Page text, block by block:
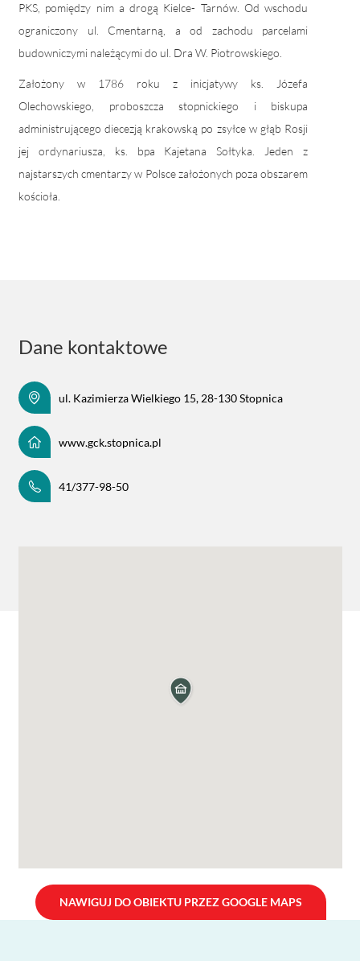
PKS, pomiędzy nim a drogą Kielce- Tarnów. Od wschodu
ograniczony ul. Cmentarną, a od zachodu parcelami
budowniczymi należącymi do ul. Dra W. Piotrowskiego.
Założony w 1786 roku z inicjatywy ks. Józefa
Olechowskiego, proboszcza stopnickiego i biskupa
administrującego diecezją krakowską po zsyłce w głąb Rosji
jej ordynariusza, ks. bpa Kajetana Sołtyka. Jeden z
najstarszych cmentarzy w Polsce założonych poza obszarem
kościoła.
Dane kontaktowe
ul. Kazimierza Wielkiego 15, 28-130 Stopnica
www.gck.stopnica.pl
41/377-98-50
NAWIGUJ DO OBIEKTU PRZEZ GOOGLE MAPS